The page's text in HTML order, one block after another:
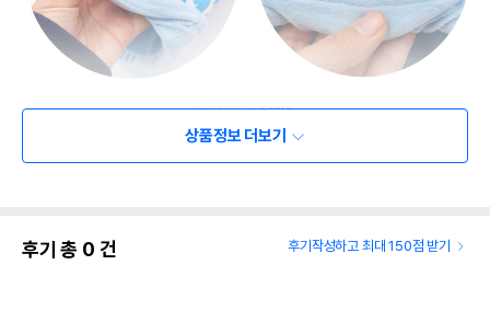
상품정보 더보기
후기 총 0 건 후기작성하고 최대 150점 받기